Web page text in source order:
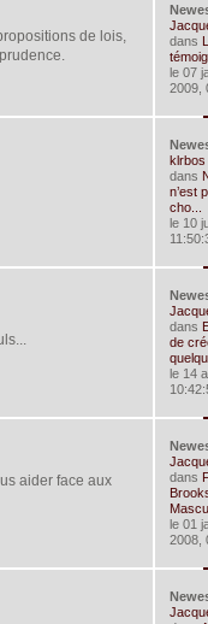
de lois,
dans
le 07
2009,
klrbos
dans
n’est
cho...
le 10
dans
de
le 14
aider face aux
dans
le 01
2008,